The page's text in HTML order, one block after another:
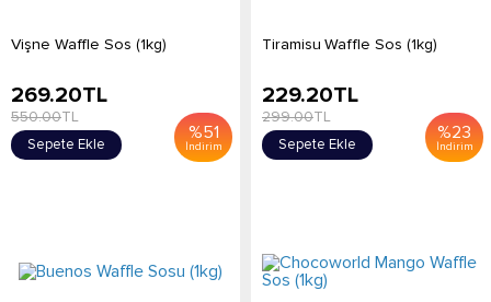
Vişne Waffle Sos (1kg)
%51
İndirim
269.20TL
550.00TL
Sepete Ekle
Tiramisu Waffle Sos (1kg)
%23
İndirim
229.20TL
299.00TL
Sepete Ekle